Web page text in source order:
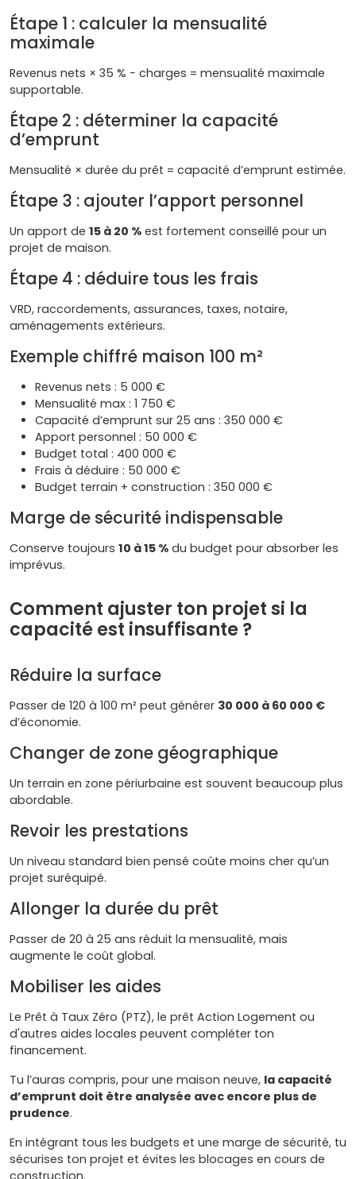
Étape 1 : calculer la mensualité
maximale
Revenus nets × 35 % − charges = mensualité maximale
supportable.
Étape 2 : déterminer la capacité
d’emprunt
Mensualité × durée du prêt = capacité d’emprunt estimée.
Étape 3 : ajouter l’apport personnel
Un apport de 15 à 20 % est fortement conseillé pour un
projet de maison.
Étape 4 : déduire tous les frais
VRD, raccordements, assurances, taxes, notaire,
aménagements extérieurs.
Exemple chiffré maison 100 m²
Revenus nets : 5 000 €
Mensualité max : 1 750 €
Capacité d’emprunt sur 25 ans : 350 000 €
Apport personnel : 50 000 €
Budget total : 400 000 €
Frais à déduire : 50 000 €
Budget terrain + construction : 350 000 €
Marge de sécurité indispensable
Conserve toujours 10 à 15 % du budget pour absorber les
imprévus.
Comment ajuster ton projet si la
capacité est insuffisante ?
Réduire la surface
Passer de 120 à 100 m² peut générer 30 000 à 60 000 €
d’économie.
Changer de zone géographique
Un terrain en zone périurbaine est souvent beaucoup plus
abordable.
Revoir les prestations
Un niveau standard bien pensé coûte moins cher qu’un
projet suréquipé.
Allonger la durée du prêt
Passer de 20 à 25 ans réduit la mensualité, mais
augmente le coût global.
Mobiliser les aides
Le Prêt à Taux Zéro (PTZ), le prêt Action Logement ou
d'autres aides locales peuvent compléter ton
financement.
Tu l’auras compris, pour une maison neuve, la capacité
d’emprunt doit être analysée avec encore plus de
prudence.
En intégrant tous les budgets et une marge de sécurité, tu
sécurises ton projet et évites les blocages en cours de